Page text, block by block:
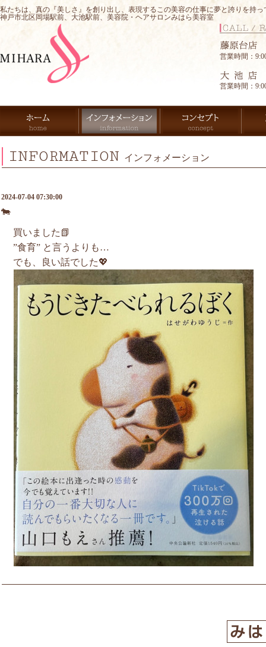
私たちは、真の『美しさ』を創り出し、表現するこの美容の仕事に夢と誇りを持
神戸市北区岡場駅前、大池駅前、美容院・ヘアサロンみはら美容室
営業時間：
営業時間：
INFORMATION インフォメーション
2024-07-04 07:30:00
🐄
買いました📗
”食育” と言うよりも…
でも、良い話でした💖